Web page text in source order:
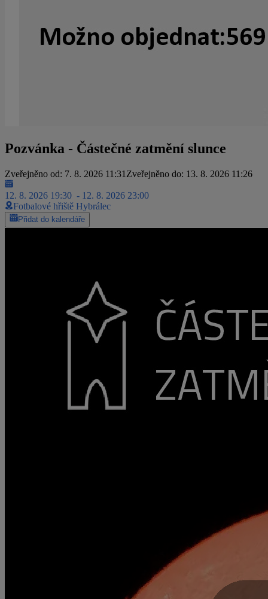
Pozvánka - Částečné zatmění slunce
Zveřejněno od: 7. 8. 2026 11:31 Zveřejněno do: 13. 8. 2026 11:26
12. 8. 2026 19:30 - 12. 8. 2026 23:00
Fotbalové hřiště Hybrálec
Přidat do kalendáře